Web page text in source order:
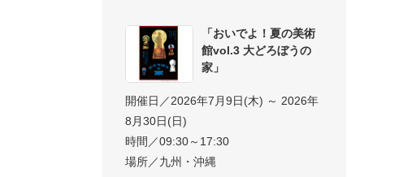
「おいでよ！夏の美術
館vol.3 大どろぼうの
家」
開催日／2026年7月9日(木) ～ 2026年
8月30日(日)
時間／09:30～17:30
場所／九州・沖縄